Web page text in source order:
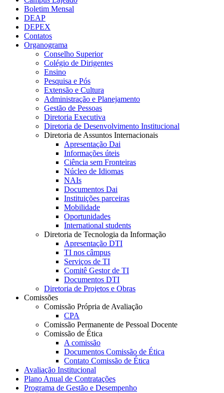
Boletim Mensal
DEAP
DEPEX
Contatos
Organograma
Conselho Superior
Colégio de Dirigentes
Ensino
Pesquisa e Pós
Extensão e Cultura
Administração e Planejamento
Gestão de Pessoas
Diretoria Executiva
Diretoria de Desenvolvimento Institucional
Diretoria de Assuntos Internacionais
Apresentação Dai
Informações úteis
Ciência sem Fronteiras
Núcleo de Idiomas
NAIs
Documentos Dai
Instituições parceiras
Mobilidade
Oportunidades
International students
Diretoria de Tecnologia da Informação
Apresentação DTI
TI nos câmpus
Serviços de TI
Comitê Gestor de TI
Documentos DTI
Diretoria de Projetos e Obras
Comissões
Comissão Própria de Avaliação
CPA
Comissão Permanente de Pessoal Docente
Comissão de Ética
A comissão
Documentos Comissão de Ética
Contato Comissão de Ética
Avaliação Institucional
Plano Anual de Contratações
Programa de Gestão e Desempenho